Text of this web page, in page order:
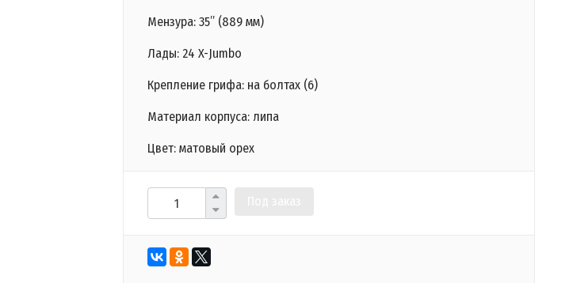
Мензура: 35” (889 мм)
Лады: 24 X-Jumbo
Крепление грифа: на болтах (6)
Материал корпуса: липа
Цвет: матовый орех